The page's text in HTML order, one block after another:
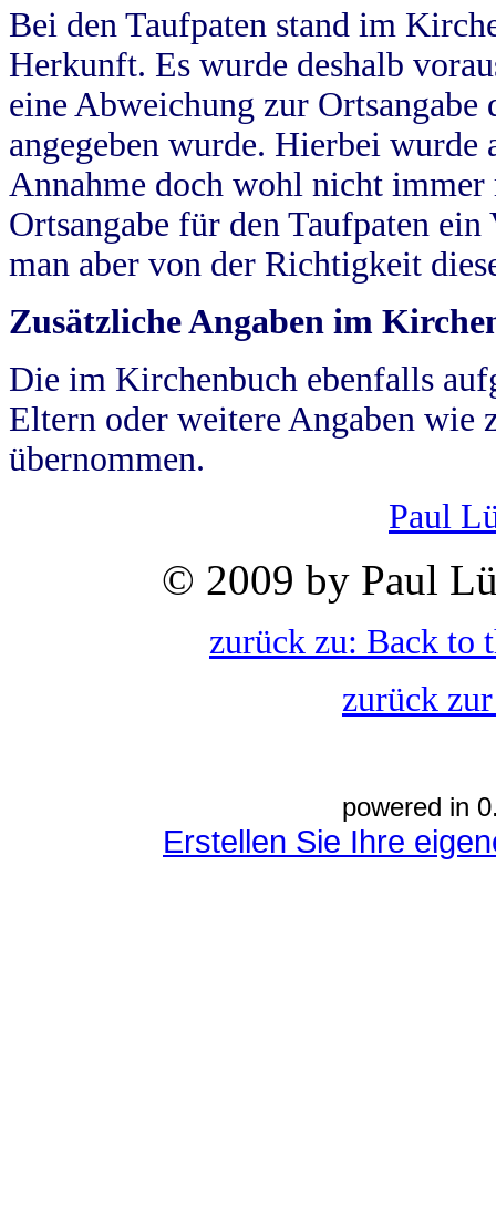
Bei den Taufpaten stand im
Herkunft. Es wurde deshalb
eine Abweichung zur
angegeben wurde. Hierbei wurde
Annahme doch wohl nicht
Ortsangabe für den Taufpaten
man aber von der Richtigkeit
Zusätzliche Angaben im
Die im Kirchenbuch ebenfalls
Eltern oder weitere Angaben wie
übernommen.
Paul
© 2009 by Paul
zurück zu: Back to
zurück
powered in
Erstellen Sie Ihre